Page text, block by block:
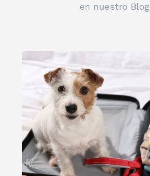
en nuestro Blog